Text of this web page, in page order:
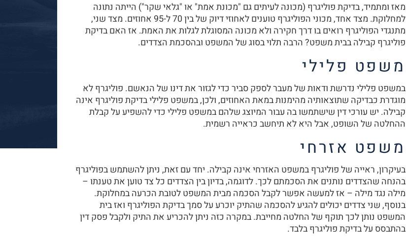
מאז ומתמיד, בדיקת פוליגרף (מכונה לעיתים גם "מכונת אמת" או "גלאי שקר") הייתה נתונה
למחלוקת. מצד אחד, מכוני הפוליגרף טוענים לאחוזי דיוק של בין 70 ל-95 אחוזים. מצד שני,
מתנגדי הפוליגרף רואים בו דרך חקירה ולא מכונה המסוגלת לגלות את האמת. אז האם בדיקת
פוליגרף קבילה בבית משפט? הרבה תלוי בסוג של המשפט ובהסכמת הצדדים.
משפט פלילי
במשפט פלילי נדרשת ודאות של מעבר לספק סביר כדי לגזור את דינו של הנאשם. פוליגרף לא
מוגדרת כבדיקה שתוצאותיה מהימנות במאת האחוזים, ולכן, במשפט פלילי בדיקת פוליגרף אינה
קבילה. יש עורכי דין שישתמשו בה עבור המיוצג שלהם במשפט פלילי כדי להשפיע על קבלת
ההחלטה של השופט, אבל היא לא תיחשב כראייה רשמית.
משפט אזרחי
בעיקרון, ראייה של פוליגרף במשפט האזרחי אינה קבילה. יחד עם זאת, ניתן להשתמש בפוליגרף
בהנחה שהצדדים נותנים את הסכמתם לכך. לדוגמה, בדיון בין הצדדים כל צד טוען את טענתו –
מילה נגד מילה – אז למעשה אפשר לקבל הסכמה מבית המשפט לטובת הכרעה במחלוקת.
בנוסף, שני צדדים יכולים להגיע להסכמה שהתיק יוכרע על סמך בדיקת הפוליגרף ואז בית
המשפט נותן לכך תוקף של החלטה מחייבת. במקרה כזה ניתן להכריע את התיק ולקבל פסק דין
בהתבסס על בדיקת פוליגרף בלבד.